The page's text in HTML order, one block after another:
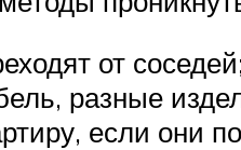
от
разные
если они